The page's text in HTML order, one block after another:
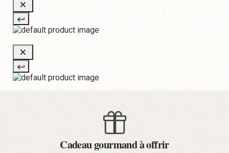
Cadeau gourmand à offrir